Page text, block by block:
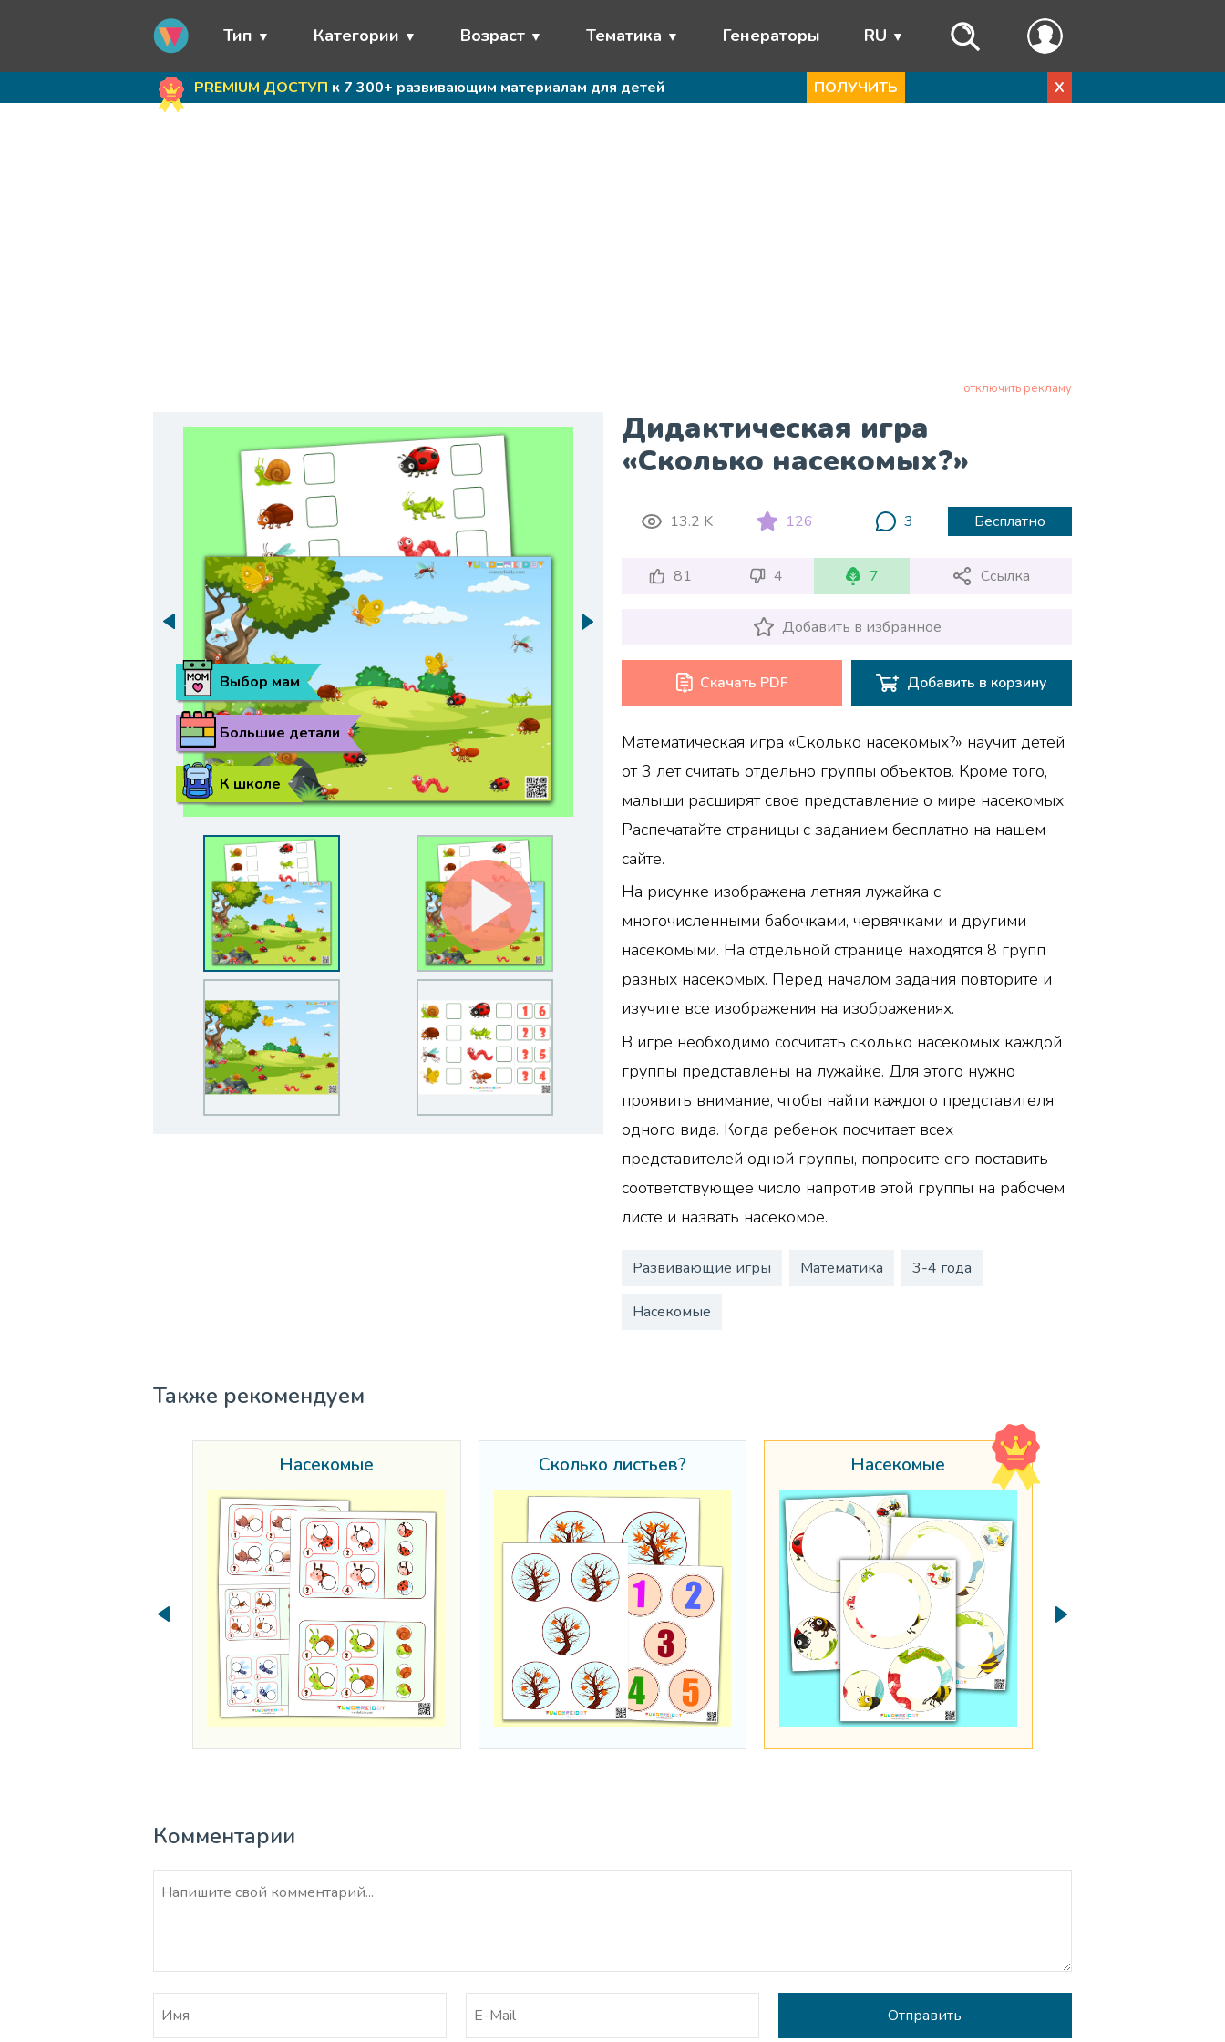
Тип Категории Возраст Тематика Генераторы RU
PREMIUM ДОСТУП к 7 300+ развивающим материалам для детей ПОЛУЧИТЬ X
отключить рекламу
Дидактическая игра
«Сколько насекомых?»
К школе
Большие детали
Выбор мам
13.2 K 126 3 Бесплатно
81 4 7 Ссылка
Добавить в избранное
Скачать PDF Добавить в корзину
Математическая игра «Сколько насекомых?» научит детей
от 3 лет считать отдельно группы объектов. Кроме того,
малыши расширят свое представление о мире насекомых.
Распечатайте страницы с заданием бесплатно на нашем
сайте.
На рисунке изображена летняя лужайка с
многочисленными бабочками, червячками и другими
насекомыми. На отдельной странице находятся 8 групп
разных насекомых. Перед началом задания повторите и
изучите все изображения на изображениях.
В игре необходимо сосчитать сколько насекомых каждой
группы представлены на лужайке. Для этого нужно
проявить внимание, чтобы найти каждого представителя
одного вида. Когда ребенок посчитает всех
представителей одной группы, попросите его поставить
соответствующее число напротив этой группы на рабочем
листе и назвать насекомое.
Развивающие игры Математика 3-4 года
Насекомые
Также рекомендуем
Насекомые Сколько листьев? Насекомые
Комментарии